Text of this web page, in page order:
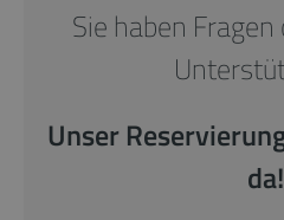
Sie haben
Unser
da!